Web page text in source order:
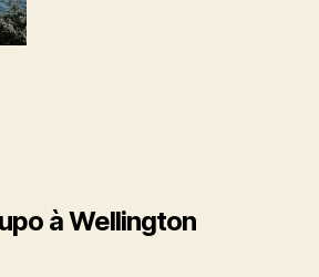
à Wellington